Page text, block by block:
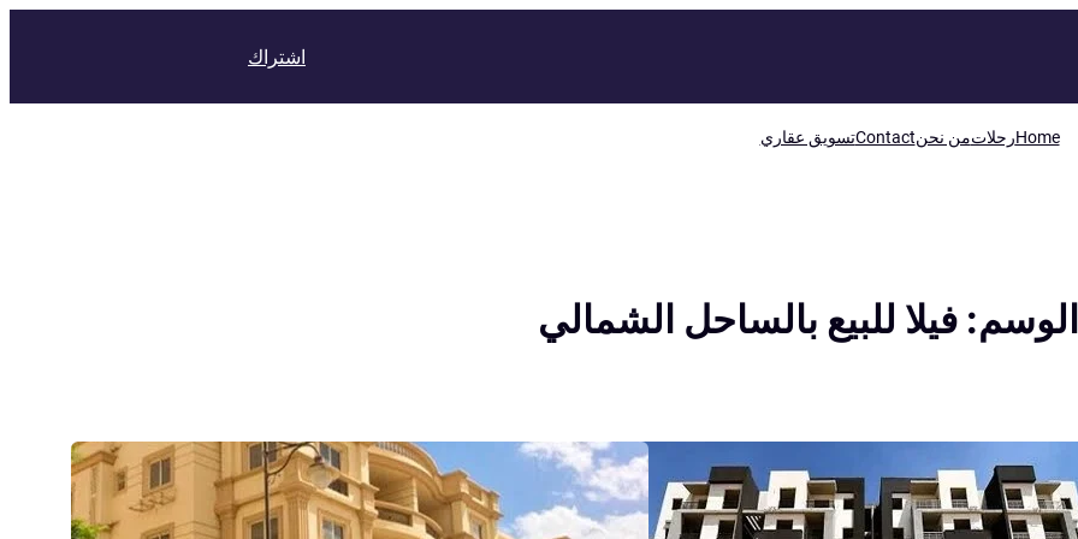
اشتراك
Homeرحلاتمن نحنContactتسويق عقاري
الوسم: فيلا للبيع بالساحل الشمالي